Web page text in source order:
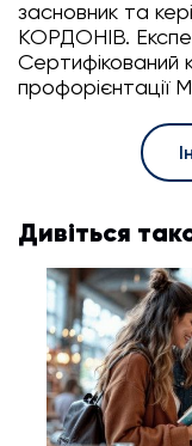
засновник та
КОРДОНІВ.
Сертифікований
профорієнтації
Дивіться